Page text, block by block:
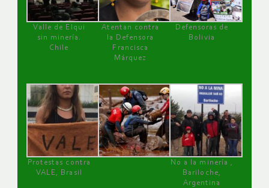
Valle de Elqui
sin minería.
Chile
Atentan contra
la Defensora
Francisca
Márquez
Defensoras de
Bolivia
Protestas contra
VALE, Brasil
No a la minería ,
Bariloche,
Argentina